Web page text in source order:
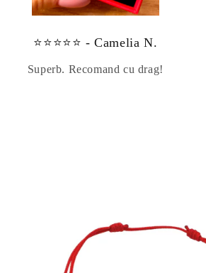
⭐⭐⭐⭐⭐ - Camelia N.
Superb. Recomand cu drag!